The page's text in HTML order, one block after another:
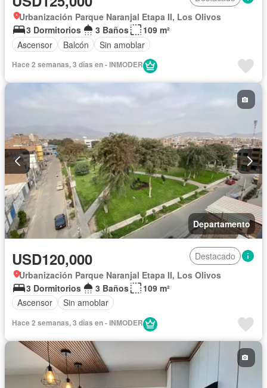
Urbanización Parque Naranjal Etapa II, Los Olivos
3 Dormitorios
3 Baños
109 m²
Ascensor
Balcón Sin amoblar
Hace 2 semanas, 3 días en - INMODER
Departamento
USD120,000
Destacado
Urbanización Parque Naranjal Etapa II, Los Olivos
3 Dormitorios
3 Baños
109 m²
Ascensor
Sin amoblar
Hace 2 semanas, 3 días en - INMODER